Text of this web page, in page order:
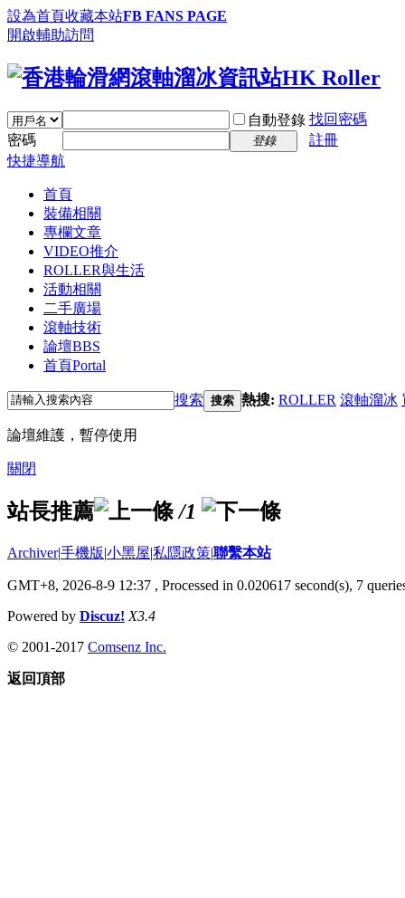
設為首頁收藏本站FB FANS PAGE
開啟輔助訪問
自動登錄 找回密碼
密碼
登錄
註冊
快捷導航
首頁
裝備相關
專欄文章
VIDEO推介
ROLLER與生活
活動相關
二手廣場
滾軸技術
論壇BBS
首頁Portal
搜索 搜索 熱搜: ROLLER 滾軸溜冰
論壇維護，暫停使用
關閉
站長推薦 /1
Archiver|手機版|小黑屋|私隱政策|聯繫本站
GMT+8, 2026-8-9 12:37 , Processed in 0.020617 second(s), 7
Powered by Discuz! X3.4
© 2001-2017 Comsenz Inc.
返回頂部